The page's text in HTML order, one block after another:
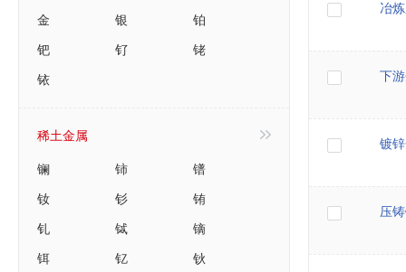
金
银
铂
钯
钌
铑
铱
稀土金属
镧
铈
镨
钕
钐
铕
钆
铽
镝
铒
钇
钬
冶
下
镀
压